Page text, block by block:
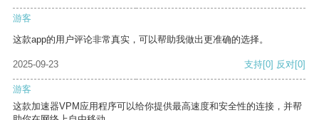
游客
这款app的用户评论非常真实，可以帮助我做出更准确的选择。
2025-09-23 支持[0] 反对[0]
游客
这款加速器VPM应用程序可以给你提供最高速度和安全性的连接，并帮